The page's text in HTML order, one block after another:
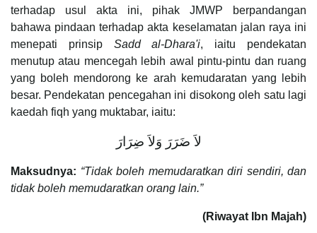
terhadap usul akta ini, pihak JMWP berpandangan
bahawa pindaan terhadap akta keselamatan jalan raya ini
menepati prinsip Sadd al-Dhara'i, iaitu pendekatan
menutup atau mencegah lebih awal pintu-pintu dan ruang
yang boleh mendorong ke arah kemudaratan yang lebih
besar. Pendekatan pencegahan ini disokong oleh satu lagi
kaedah fiqh yang muktabar, iaitu:
لاَ ضَرَرَ وَلاَ ضِرَارَ
Maksudnya: “Tidak boleh memudaratkan diri sendiri, dan
tidak boleh memudaratkan orang lain.”
(Riwayat Ibn Majah)